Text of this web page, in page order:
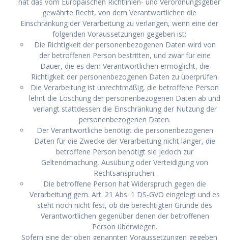
hat das vom Europäischen Richtlinien- und Verordnungsgeber
gewährte Recht, von dem Verantwortlichen die
Einschränkung der Verarbeitung zu verlangen, wenn eine der
folgenden Voraussetzungen gegeben ist:
Die Richtigkeit der personenbezogenen Daten wird von
der betroffenen Person bestritten, und zwar für eine
Dauer, die es dem Verantwortlichen ermöglicht, die
Richtigkeit der personenbezogenen Daten zu überprüfen.
Die Verarbeitung ist unrechtmäßig, die betroffene Person
lehnt die Löschung der personenbezogenen Daten ab und
verlangt stattdessen die Einschränkung der Nutzung der
personenbezogenen Daten.
Der Verantwortliche benötigt die personenbezogenen
Daten für die Zwecke der Verarbeitung nicht länger, die
betroffene Person benötigt sie jedoch zur
Geltendmachung, Ausübung oder Verteidigung von
Rechtsansprüchen.
Die betroffene Person hat Widerspruch gegen die
Verarbeitung gem. Art. 21 Abs. 1 DS-GVO eingelegt und es
steht noch nicht fest, ob die berechtigten Gründe des
Verantwortlichen gegenüber denen der betroffenen
Person überwiegen.
Sofern eine der oben genannten Voraussetzungen gegeben